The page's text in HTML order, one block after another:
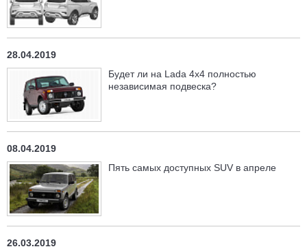
28.04.2019
Будет ли на Lada 4x4 полностью
независимая подвеска?
08.04.2019
Пять самых доступных SUV в апреле
26.03.2019